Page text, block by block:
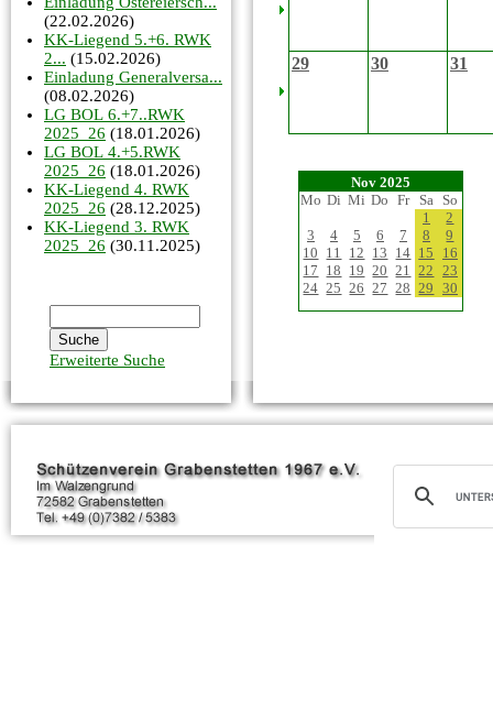
(22.02.2026)
KK-Liegend 5.+6. RWK
2... (15.02.2026)
Einladung Generalversa...
(08.02.2026)
LG BOL 6.+7..RWK
2025_26 (18.01.2026)
LG BOL 4.+5.RWK
2025_26 (18.01.2026)
KK-Liegend 4. RWK
2025_26 (28.12.2025)
KK-Liegend 3. RWK
2025_26 (30.11.2025)
Erweiterte Suche
29 30 31
Nov 2025
Mo Di Mi Do Fr Sa So
1
2
3
4 5 6 7 8
9
10 11 12 13 14 15
16
17 18 19 20 21 22 23
24 25 26 27 28 29 30